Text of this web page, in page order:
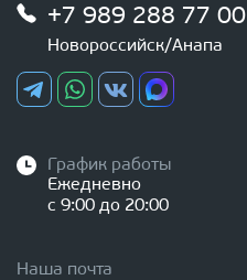
+7 989 288 77 00
Новороссийск/Анапа
График работы
Ежедневно
с 9:00 до 20:00
Наша почта